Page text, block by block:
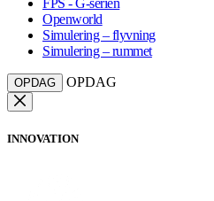
FPS - G-serien
Openworld
Simulering – flyvning
Simulering – rummet
OPDAG OPDAG
INNOVATION